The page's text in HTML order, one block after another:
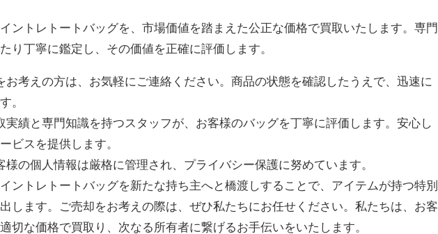
ントレトートバッグを、市場価値を踏まえた公正な価格で買取いたします。専門
り丁寧に鑑定し、その価値を正確に評価します。
お考えの方は、お気軽にご連絡ください。商品の状態を確認したうえで、迅速に
。
実績と専門知識を持つスタッフが、お客様のバッグを丁寧に評価します。安心し
ビスを提供します。
様の個人情報は厳格に管理され、プライバシー保護に努めています。
ントレトートバッグを新たな持ち主へと橋渡しすることで、アイテムが持つ特別
します。ご売却をお考えの際は、ぜひ私たちにお任せください。私たちは、お客
切な価格で買取り、次なる所有者に繋げるお手伝いをいたします。